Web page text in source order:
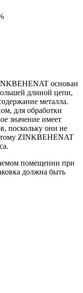
основан
длиной цепи,
металла.
для обработки
значение имеет
поскольку они не
ZINKBEHENAT
помещении при
должна быть